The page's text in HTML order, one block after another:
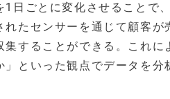
1日ごとに変化させることで
れたセンサーを通じて顧客
集することができる。これ
といった観点でデータを